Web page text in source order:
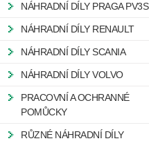
NÁHRADNÍ DÍLY PRAGA PV3S
NÁHRADNÍ DÍLY RENAULT
NÁHRADNÍ DÍLY SCANIA
NÁHRADNÍ DÍLY VOLVO
PRACOVNÍ A OCHRANNÉ
POMŮCKY
RŮZNÉ NÁHRADNÍ DÍLY